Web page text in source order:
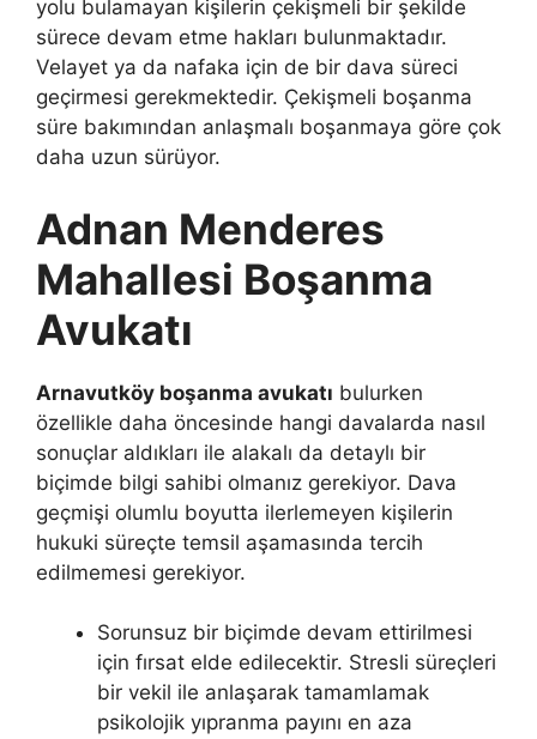
yolu bulamayan kişilerin çekişmeli bir şekilde
sürece devam etme hakları bulunmaktadır.
Velayet ya da nafaka için de bir dava süreci
geçirmesi gerekmektedir. Çekişmeli boşanma
süre bakımından anlaşmalı boşanmaya göre çok
daha uzun sürüyor.
Adnan Menderes
Mahallesi Boşanma
Avukatı
Arnavutköy boşanma avukatı bulurken
özellikle daha öncesinde hangi davalarda nasıl
sonuçlar aldıkları ile alakalı da detaylı bir
biçimde bilgi sahibi olmanız gerekiyor. Dava
geçmişi olumlu boyutta ilerlemeyen kişilerin
hukuki süreçte temsil aşamasında tercih
edilmemesi gerekiyor.
Sorunsuz bir biçimde devam ettirilmesi
için fırsat elde edilecektir. Stresli süreçleri
bir vekil ile anlaşarak tamamlamak
psikolojik yıpranma payını en aza